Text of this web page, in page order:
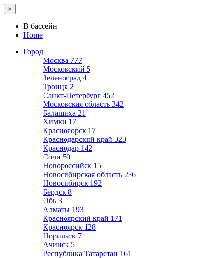
×
В бассейн
Home
Город
Москва 777
Московский 5
Зеленоград 4
Троицк 2
Санкт-Петербург 452
Московская область 342
Балашиха 21
Химки 17
Красногорск 17
Краснодарский край 323
Краснодар 142
Сочи 50
Новороссийск 15
Новосибирская область 236
Новосибирск 192
Бердск 8
Обь 3
Алматы 193
Красноярский край 171
Красноярск 128
Норильск 7
Ачинск 5
Республика Татарстан 161